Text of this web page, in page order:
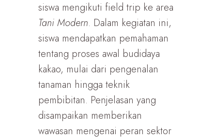
siswa mengikuti field trip ke area
Tani Modern. Dalam kegiatan ini,
siswa mendapatkan pemahaman
tentang proses awal budidaya
kakao, mulai dari pengenalan
tanaman hingga teknik
pembibitan. Penjelasan yang
disampaikan memberikan
wawasan mengenai peran sektor